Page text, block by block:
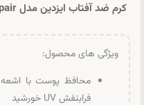
کرم ضد آفتاب ایزدین مدل Age Repair فیوژن واتر
ویژگی های محصول:
محافظ پوست با اشعه
فرابنفش UV خورشید